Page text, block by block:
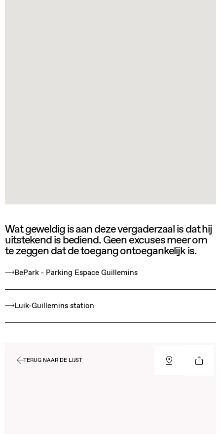
Wat geweldig is aan deze vergaderzaal is dat hij
uitstekend is bediend. Geen excuses meer om
te zeggen dat de toegang ontoegankelijk is.
BePark - Parking Espace Guillemins
Luik-Guillemins station
TERUG NAAR DE LIJST